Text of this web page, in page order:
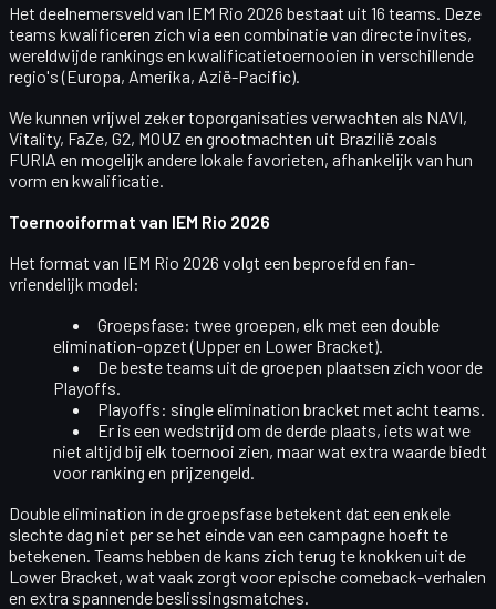
Het deelnemersveld van IEM Rio 2026 bestaat uit 16 teams. Deze
teams kwalificeren zich via een combinatie van directe invites,
wereldwijde rankings en kwalificatietoernooien in verschillende
regio's (Europa, Amerika, Azië-Pacific).
We kunnen vrijwel zeker toporganisaties verwachten als NAVI,
Vitality, FaZe, G2, MOUZ en grootmachten uit Brazilië zoals
FURIA en mogelijk andere lokale favorieten, afhankelijk van hun
vorm en kwalificatie.
Toernooiformat van IEM Rio 2026
Het format van IEM Rio 2026 volgt een beproefd en fan-
vriendelijk model:
Groepsfase: twee groepen, elk met een double
elimination-opzet (Upper en Lower Bracket).
De beste teams uit de groepen plaatsen zich voor de
Playoffs.
Playoffs: single elimination bracket met acht teams.
Er is een wedstrijd om de derde plaats, iets wat we
niet altijd bij elk toernooi zien, maar wat extra waarde biedt
voor ranking en prijzengeld.
Double elimination in de groepsfase betekent dat een enkele
slechte dag niet per se het einde van een campagne hoeft te
betekenen. Teams hebben de kans zich terug te knokken uit de
Lower Bracket, wat vaak zorgt voor epische comeback-verhalen
en extra spannende beslissingsmatches.